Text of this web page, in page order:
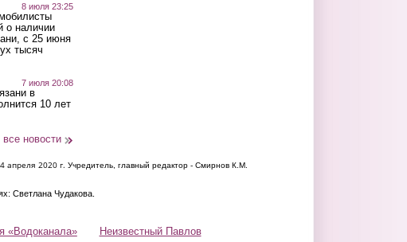
8 июля 23:25
о наличии
с 25 июня
тысяч
7 июля 20:08
в
10 лет
все новости
апреля 2020 г. Учредитель, главный редактор - Смирнов К.М.
Светлана Чудакова.
«Водоканала» Неизвестный Павлов